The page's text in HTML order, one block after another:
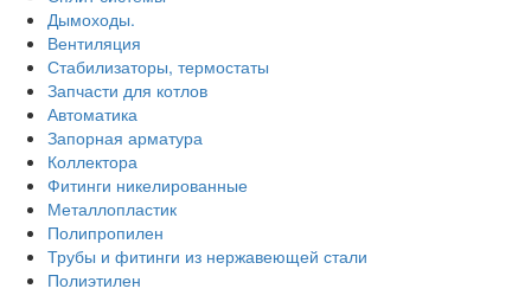
Дымоходы.
Вентиляция
Стабилизаторы, термостаты
Запчасти для котлов
Автоматика
Запорная арматура
Коллектора
Фитинги никелированные
Металлопластик
Полипропилен
Трубы и фитинги из нержавеющей стали
Полиэтилен